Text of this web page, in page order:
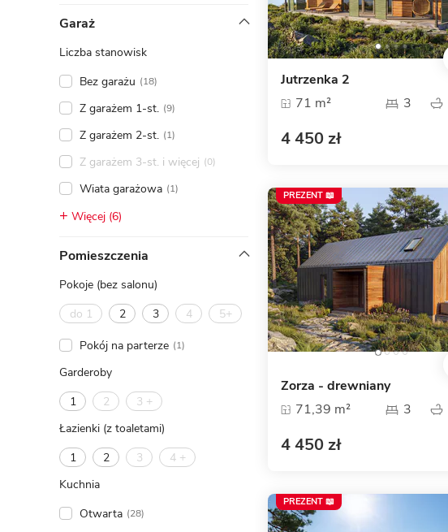
Zobacz wszystkie porady
Garaż
Liczba stanowisk
Bez garażu (18)
Z garażem 1-st. (9)
Z garażem 2-st. (1)
Z garażem 3-st. i więcej (0)
Wiata garażowa (1)
Więcej (6)
Pomieszczenia
Pokoje (bez salonu)
do 1
2 3 4 5+
Pokój na parterze (1)
Garderoby
1
2
3 +
Łazienki (z toaletami)
1
2 3
4 +
Kuchnia
Otwarta (28)
Jutrzenka 2
71 m²
3
4 450 zł
Zorza - drewniany
71,39 m²
3
4 450 zł
PREZENT 📖
PREZENT 📖